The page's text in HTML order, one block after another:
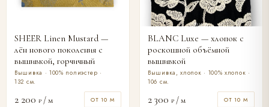
SHEER Linen Mustard —
лён нового поколения с
вышивкой, горчичный
Вышивка · 100% полиэстер ·
132 см.
2 200 ₽ / м ОТ 10 М
BLANC Luxe — хлопок с
роскошной объёмной
вышивкой
Вышивка, хлопок · 100% хлопок ·
106 см.
2 300 ₽ / м ОТ 10 М